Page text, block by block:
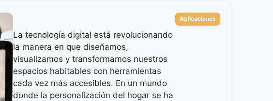
La tecnología digital está revolucionando
la manera en que diseñamos,
visualizamos y transformamos nuestros
espacios habitables con herramientas
cada vez más accesibles. En un mundo
donde la personalización del hogar se ha
Categorías
Aplicaciones